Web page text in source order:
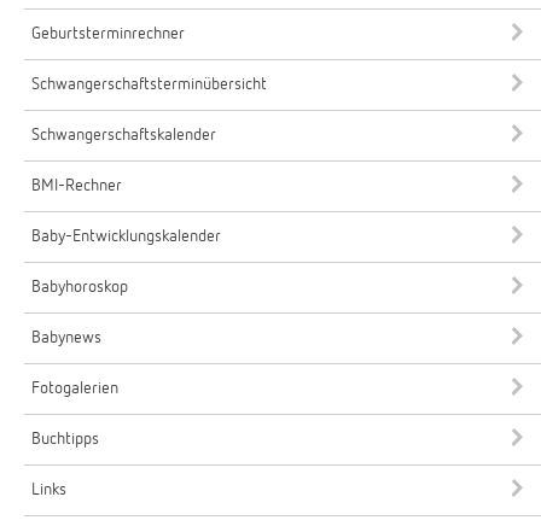
Geburtsterminrechner
Schwangerschaftsterminübersicht
Schwangerschaftskalender
BMI-Rechner
Baby-Entwicklungskalender
Babyhoroskop
Babynews
Fotogalerien
Buchtipps
Links